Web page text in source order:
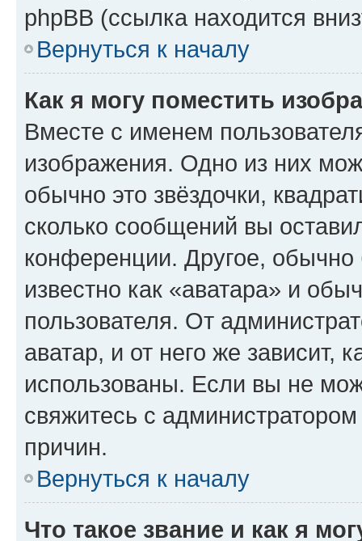
phpBB (ссылка находится
Вернуться к началу
Как я могу поместить
Вместе с именем
изображения. Одно из них
обычно это звёздочки,
сколько сообщений вы
конференции. Другое,
известно как «аватара» и
пользователя. От
аватар, и от него же зависит,
использованы. Если вы не
свяжитесь с
причин.
Вернуться к началу
Что такое звание и как я